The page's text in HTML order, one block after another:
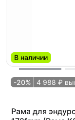
В наличии
-20% 4 988 ₽
Рама для